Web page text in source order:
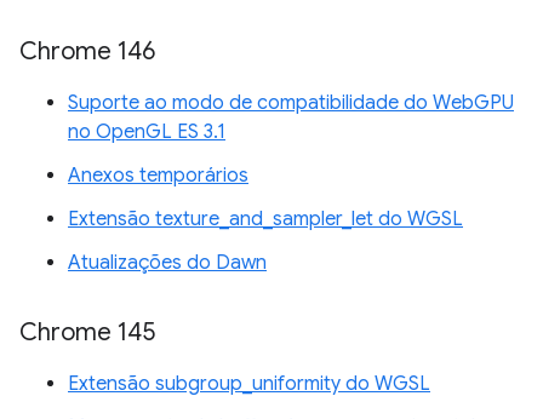
Chrome 146
Suporte ao modo de compatibilidade do WebGPU
no OpenGL ES 3.1
Anexos temporários
Extensão texture_and_sampler_let do WGSL
Atualizações do Dawn
Chrome 145
Extensão subgroup_uniformity do WGSL